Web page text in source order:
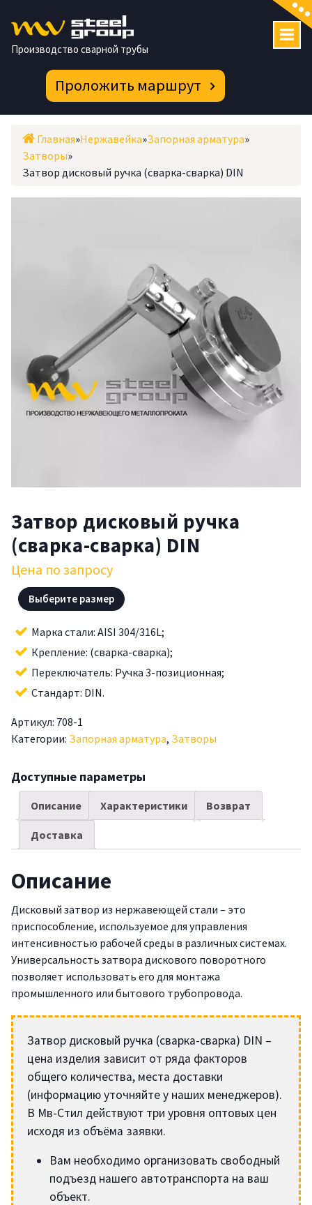
Производство сварной трубы
Проложить маршрут
Главная»Нержавейка»Запорная арматура»
Затворы»
Затвор дисковый ручка (сварка-сварка) DIN
Затвор дисковый ручка
(сварка-сварка) DIN
Цена по запросу
Выберите размер
Марка стали: AISI 304/316L;
Крепление: (сварка-сварка);
Переключатель: Ручка 3-позиционная;
Стандарт: DIN.
Артикул: 708-1
Категории: Запорная арматура, Затворы
Доступные параметры
Описание Характеристики Возврат
Доставка
Описание
Дисковый затвор из нержавеющей стали – это
приспособление, используемое для управления
интенсивностью рабочей среды в различных системах.
Универсальность затвора дискового поворотного
позволяет использовать его для монтажа
промышленного или бытового трубопровода.
Затвор дисковый ручка (сварка-сварка) DIN –
цена изделия зависит от ряда факторов
общего количества, места доставки
(информацию уточняйте у наших менеджеров).
В Мв-Стил действуют три уровня оптовых цен
исходя из объёма заявки.
Вам необходимо организовать свободный
подъезд нашего автотранспорта на ваш
объект.